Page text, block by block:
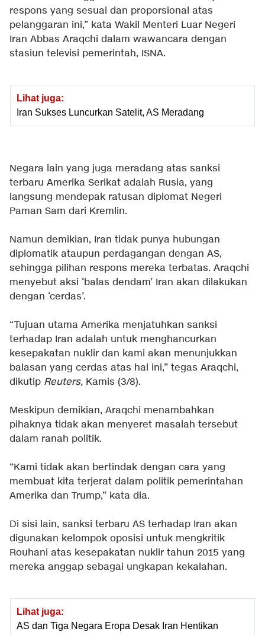
respons yang sesuai dan proporsional atas
pelanggaran ini,” kata Wakil Menteri Luar Negeri
Iran Abbas Araqchi dalam wawancara dengan
stasiun televisi pemerintah, ISNA.
Lihat juga:
Iran Sukses Luncurkan Satelit, AS Meradang
Negara lain yang juga meradang atas sanksi
terbaru Amerika Serikat adalah Rusia, yang
langsung mendepak ratusan diplomat Negeri
Paman Sam dari Kremlin.
Namun demikian, Iran tidak punya hubungan
diplomatik ataupun perdagangan dengan AS,
sehingga pilihan respons mereka terbatas. Araqchi
menyebut aksi ‘balas dendam’ Iran akan dilakukan
dengan ‘cerdas’.
“Tujuan utama Amerika menjatuhkan sanksi
terhadap Iran adalah untuk menghancurkan
kesepakatan nuklir dan kami akan menunjukkan
balasan yang cerdas atas hal ini,” tegas Araqchi,
dikutip Reuters, Kamis (3/8).
Meskipun demikian, Araqchi menambahkan
pihaknya tidak akan menyeret masalah tersebut
dalam ranah politik.
“Kami tidak akan bertindak dengan cara yang
membuat kita terjerat dalam politik pemerintahan
Amerika dan Trump,” kata dia.
Di sisi lain, sanksi terbaru AS terhadap Iran akan
digunakan kelompok oposisi untuk mengkritik
Rouhani atas kesepakatan nuklir tahun 2015 yang
mereka anggap sebagai ungkapan kekalahan.
Lihat juga:
AS dan Tiga Negara Eropa Desak Iran Hentikan